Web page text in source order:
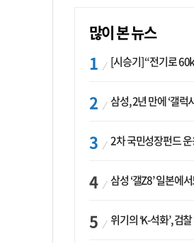
많이 본 뉴스
[시승기] “전기로 60km, 밟으면 462마력”…
삼성, 2년 만에 ‘갤럭시 핏4’ 선보이나…웨어
2차 국민성장펀드 운용 경쟁에 33개사 몰렸다…신
삼성 ‘갤Z8’ 일본에서도 물량 동났다…애플 참전
위기의 ‘K-석화’, 검찰 ‘담합’ 수사 착수…“LG·한화·롯데